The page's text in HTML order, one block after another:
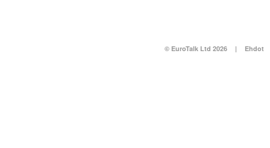
© EuroTalk Ltd 2026 | Ehdot